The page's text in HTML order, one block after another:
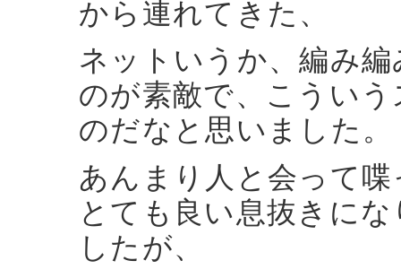
から連れてきた、
ネットいうか、編み
のが素敵で、こうい
のだなと思いました。
あんまり人と会って
とても良い息抜きに
したが、